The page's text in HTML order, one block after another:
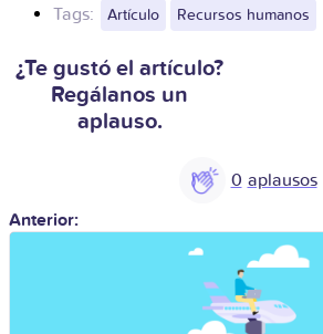
Tags: Artículo Recursos humanos
¿Te gustó el artículo?
Regálanos un
aplauso.
0
Anterior: